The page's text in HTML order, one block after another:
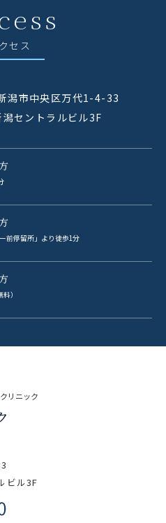
セス
潟市中央区万代1-4-33
セントラルビル3F
前停留所」より徒歩1分
）
リニック
ビル3F